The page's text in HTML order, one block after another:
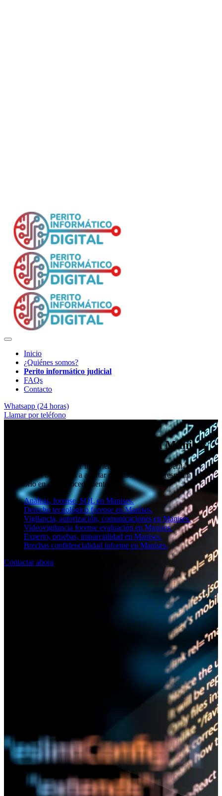
Inicio
¿Quiénes somos?
Perito informático judicial
FAQs
Contacto
Whatsapp (24 horas)
Llamar por teléfono
Análisis forense informático en Manises
El equipo de SOCIAL11 interviene en Valencia con peritajes
informáticos orientados a aportar claridad técnica y respaldo
probatorio en cada procedimiento.
Análisis, forense, SQL en Manises.
Derecho tecnológico forense en Manises.
Vigilancia, autorización, comunicaciones en Manises.
Videovigilancia forense evaluación en Manises.
Experto, pruebas, imparcialidad en Manises.
Brechas confidencialidad informe en Manises.
Contactar ahora